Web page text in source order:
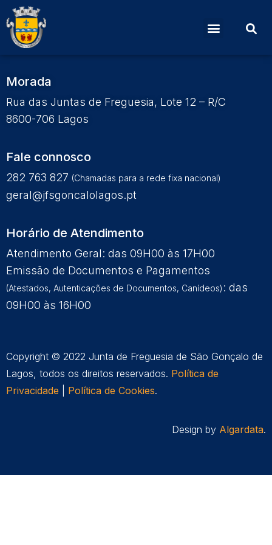
Ata Nº 12 de 11 de agosto
Morada
Rua das Juntas de Freguesia, Lote 12 – R/C
8600-706 Lagos
Fale connosco
282 763 827 (Chamadas para a rede fixa nacional)
geral@jfsgoncalolagos.pt
Horário de Atendimento
Atendimento Geral: das 09H00 às 17H00
Emissão de Documentos e Pagamentos
(Atestados, Autenticações de Documentos, Canídeos) : das
09H00 às 16H00
Copyright © 2022 Junta de Freguesia de São Gonçalo de
Lagos, todos os direitos reservados. Política de
Privacidade
Política de Cookies.
Design by Algardata.